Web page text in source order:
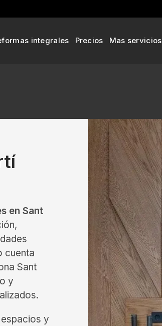
integrales Precios Mas servicios
en Sant
cuenta
Sant
y
y